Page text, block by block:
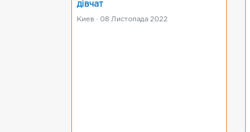
дівчат
Киев · 08 Листопада 2022